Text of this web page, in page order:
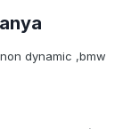
dynamic ,bmw